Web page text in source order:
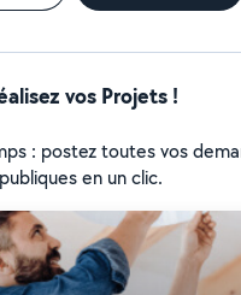
vos Projets !
: postez toutes vos
publiques en un clic.